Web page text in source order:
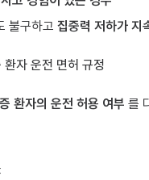
불구하고 집중력 저하가 지
자 운전 면허 규정
환자의 운전 허용 여부 를
: